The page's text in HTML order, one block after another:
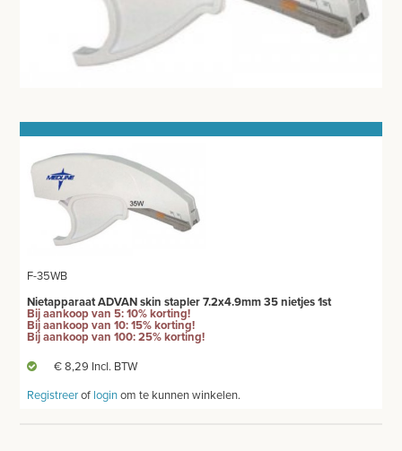
VERBRUIKSMATERIAAL
INSTRUMENTEN - INOX GERIEF
TWEEDEHANDS - LIQUIDATIE
PRODUCT NIET GEVONDEN?
F-35WB
Nietapparaat ADVAN skin stapler 7.2x4.9mm 35 nietjes 1st
Bij aankoop van 5: 10% korting!
Bij aankoop van 10: 15% korting!
Bij aankoop van 100: 25% korting!
€ 8,29 Incl. BTW
Registreerof loginom te kunnen winkelen.